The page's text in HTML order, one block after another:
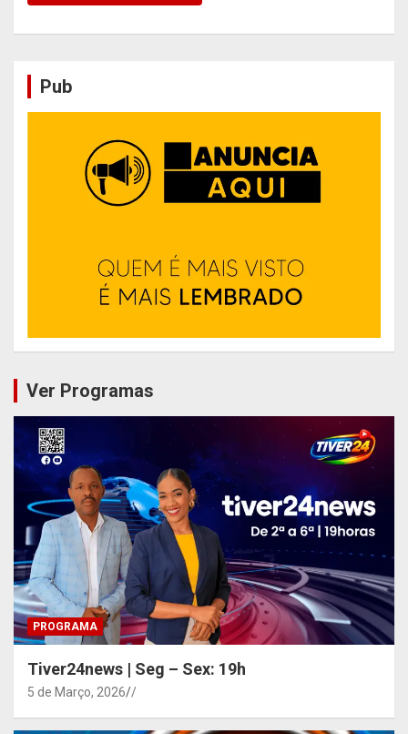
Pub
Ver Programas
PROGRAMA
Tiver24news | Seg – Sex: 19h
5 de Março, 2026 /